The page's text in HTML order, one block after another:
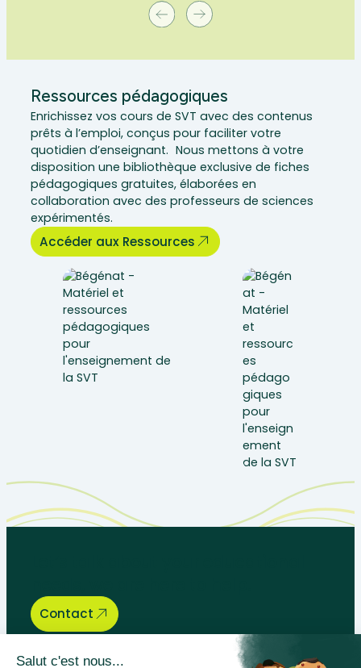
Ressources pédagogiques
Enrichissez vos cours de SVT avec des contenus
prêts à l’emploi, conçus pour faciliter votre
quotidien d’enseignant. Nous mettons à votre
disposition une bibliothèque exclusive de fiches
pédagogiques gratuites, élaborées en
collaboration avec des professeurs de sciences
expérimentés.
Accéder aux Ressources
Contact